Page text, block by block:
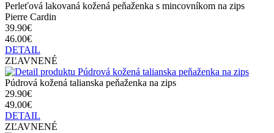
Perleťová lakovaná kožená peňaženka s mincovníkom na zips
Pierre Cardin
39.90€
46.00€
DETAIL
ZĽAVNENÉ
Púdrová kožená talianska peňaženka na zips
29.90€
49.00€
DETAIL
ZĽAVNENÉ